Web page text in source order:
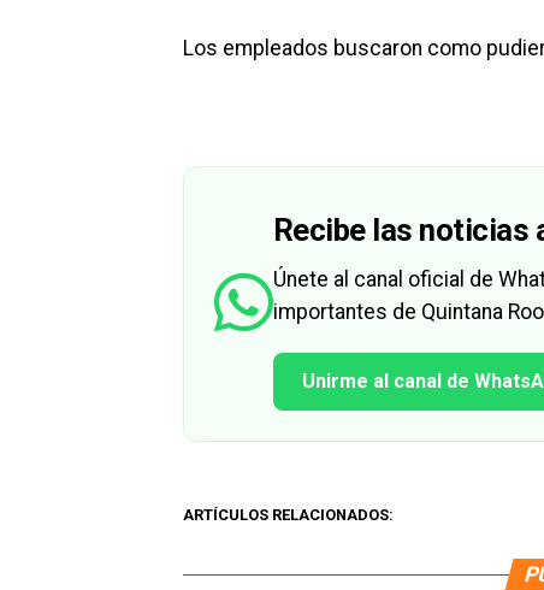
Los empleados buscaron como
Recibe las noticias
Únete al canal oficial de
importantes de Quintana
Unirme al canal de
ARTÍCULOS RELACIONADOS: